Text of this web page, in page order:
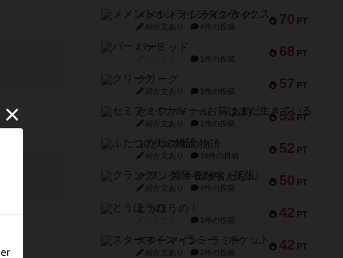
70 PT
メメントオンラインタクティクス
紹介文あり 4件の投稿
68 PT
パーミッド
1件の投稿
57 PT
クリーグ
紹介文あり 1件の投稿
53 PT
セミファイナル ～お前はまだ生きている～
紹介文あり 1件の投稿
52 PT
ふたつの街の物語
紹介文あり 18件の投稿
50 PT
クランク! ：冒険者たち（拡張）
紹介文あり 4件の投稿
42 PT
とうほうの！
1件の投稿
42 PT
スターマイン・ラミー ポケット
紹介文あり 2件の投稿